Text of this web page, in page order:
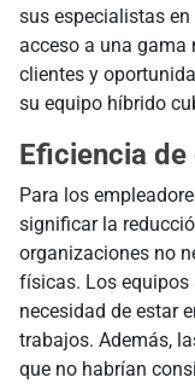
sus especialistas
acceso a una gama
clientes y
su equipo híbrido
Eficiencia
Para los
significar la
organizaciones no
físicas. Los
necesidad de estar
trabajos. Además,
que no habrían